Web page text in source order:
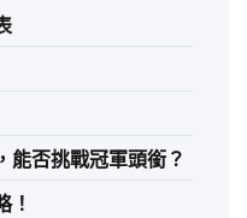
能否挑戰冠軍頭銜？
！